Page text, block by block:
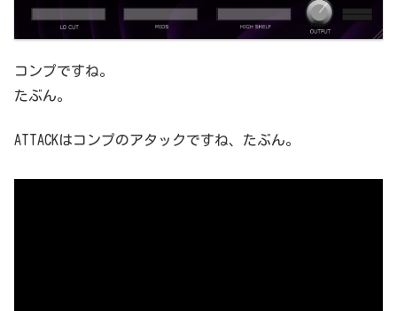
コンプですね。
たぶん。
ATTACKはコンプのアタックですね、たぶん。